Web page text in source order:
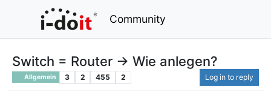
Community
Switch = Router -> Wie anlegen?
Allgemein 3 2 455 2 Log in to reply